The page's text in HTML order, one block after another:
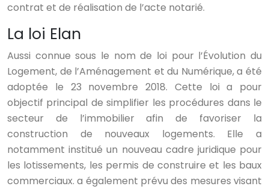
contrat et de réalisation de l’acte notarié.
La loi Elan
Aussi connue sous le nom de loi pour l’Évolution du
Logement, de l’Aménagement et du Numérique, a été
adoptée le 23 novembre 2018. Cette loi a pour
objectif principal de simplifier les procédures dans le
secteur de l’immobilier afin de favoriser la
construction de nouveaux logements. Elle a
notamment institué un nouveau cadre juridique pour
les lotissements, les permis de construire et les baux
commerciaux. a également prévu des mesures visant